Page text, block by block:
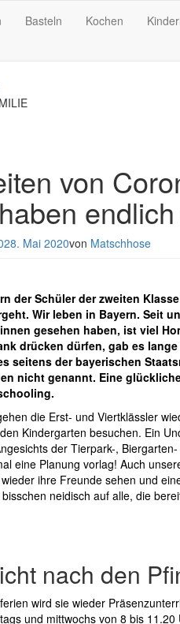
Basteln Kochen
von
28. Mai 2020von Matschhose
der Schüler der zweiten
Wir leben in Bayern. Seit
gesehen haben, ist viel
drücken dürfen, gab es
seitens der bayerischen
nicht genannt. Eine
die Erst- und Viertklässler
Kindergarten besuchen. Ein
der Tierpark-,
eine Planung vorlag! Auch
ihre Freunde sehen und
neidisch auf alle, die
nach den
wird sie wieder
und mittwochs von 8 bis